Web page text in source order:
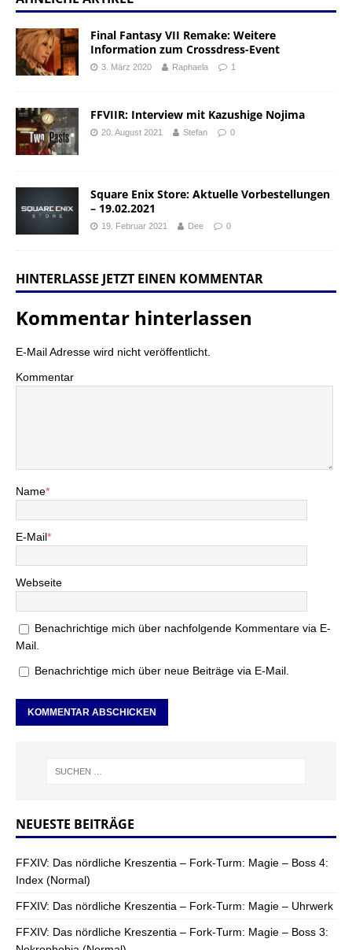
Final Fantasy VII Remake: Weitere
Information zum Crossdress-Event
3. März 2020 Raphaela 1
FFVIIR: Interview mit Kazushige Nojima
20. August 2021 Stefan 0
Square Enix Store: Aktuelle Vorbestellungen
– 19.02.2021
19. Februar 2021 Dee 0
HINTERLASSE JETZT EINEN KOMMENTAR
Kommentar hinterlassen
E-Mail Adresse wird nicht veröffentlicht.
Kommentar
Name*
E-Mail*
Webseite
Benachrichtige mich über nachfolgende Kommentare via E-
Mail.
Benachrichtige mich über neue Beiträge via E-Mail.
NEUESTE BEITRÄGE
FFXIV: Das nördliche Kreszentia – Fork-Turm: Magie – Boss 4:
Index (Normal)
FFXIV: Das nördliche Kreszentia – Fork-Turm: Magie – Uhrwerk
FFXIV: Das nördliche Kreszentia – Fork-Turm: Magie – Boss 3: